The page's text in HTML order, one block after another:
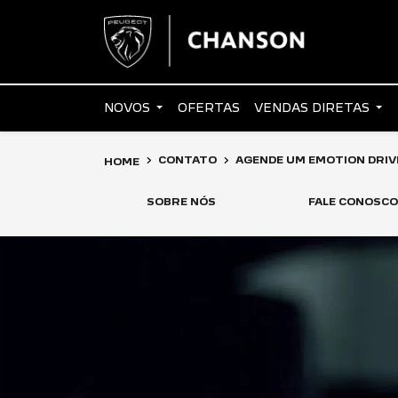
NOVOS OFERTAS VENDAS DIRETAS
HOME CONTATO AGENDE UM EMOTION
SOBRE NÓS FALE CONOSCO